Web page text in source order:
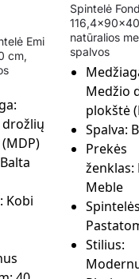
Emi
cm,
Balta
Kobi
Spintelė
natūralios
spalvos
Medžio
plokštė
Spalva:
Prekės
ženklas:
Meble
Stilius: